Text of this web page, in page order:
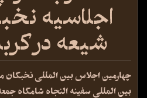
اجلاسیه
شیعه در
چهارمین اجلاس بین المللی نخبگان
بین المللی سفینه النجاه شامگاه